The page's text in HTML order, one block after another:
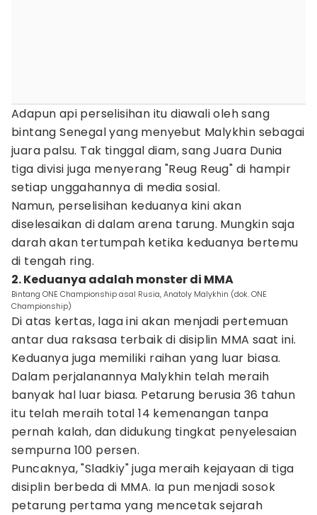
Adapun api perselisihan itu diawali oleh sang
bintang Senegal yang menyebut Malykhin sebagai
juara palsu. Tak tinggal diam, sang Juara Dunia
tiga divisi juga menyerang "Reug Reug" di hampir
setiap unggahannya di media sosial.
Namun, perselisihan keduanya kini akan
diselesaikan di dalam arena tarung. Mungkin saja
darah akan tertumpah ketika keduanya bertemu
di tengah ring.
2. Keduanya adalah monster di MMA
Bintang ONE Championship asal Rusia, Anatoly Malykhin (dok. ONE
Championship)
Di atas kertas, laga ini akan menjadi pertemuan
antar dua raksasa terbaik di disiplin MMA saat ini.
Keduanya juga memiliki raihan yang luar biasa.
Dalam perjalanannya Malykhin telah meraih
banyak hal luar biasa. Petarung berusia 36 tahun
itu telah meraih total 14 kemenangan tanpa
pernah kalah, dan didukung tingkat penyelesaian
sempurna 100 persen.
Puncaknya, "Sladkiy" juga meraih kejayaan di tiga
disiplin berbeda di MMA. Ia pun menjadi sosok
petarung pertama yang mencetak sejarah